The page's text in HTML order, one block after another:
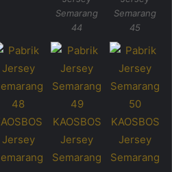
Semarang
44
Semarang
45